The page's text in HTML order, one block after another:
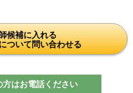
候補に入れる
ついて問い合わせる
方はお電話ください